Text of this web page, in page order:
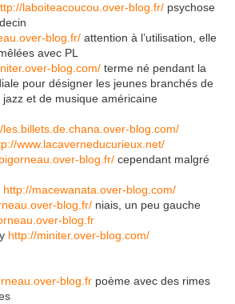
laboiteacoucou.over-blog.fr/ psychose
blog.fr/ attention à l’utilisation, elle
avec PL
blog.com/ terme né pendant la
pour désigner les jeunes branchés de
jazz et de musique américaine
les.billets.de.chana.over-blog.com/
www.lacaverneducurieux.net/
blog.fr/ cependant malgré
http://macewanata.over-blog.com/
blog.fr/ niais, un peu gauche
blog.fr
http://miniter.over-blog.com/
blog.fr poème avec des rimes